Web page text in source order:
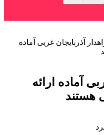
راهدار آذربایجان غربی آماده
آماده ارائه
هستند